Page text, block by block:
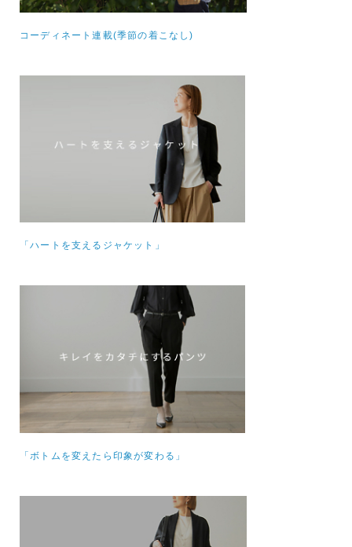
コーディネート連載(季節の着こなし)
「ハートを支えるジャケット」
「ボトムを変えたら印象が変わる」